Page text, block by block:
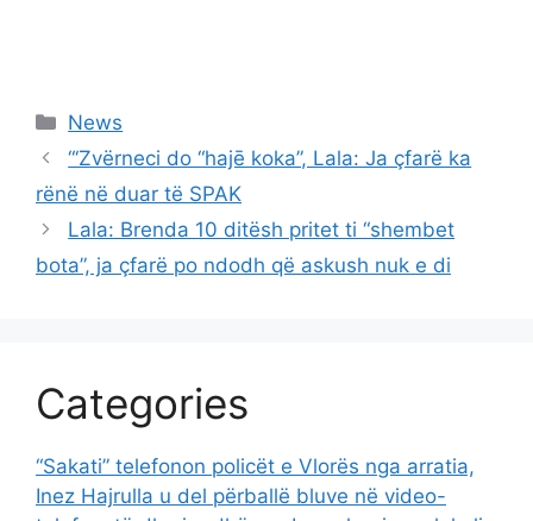
Categories
News
“‘Zvërneci do “hajē koka”, Lala: Ja çfarë ka
rënë në duar të SPAK
Lala: Brenda 10 ditësh pritet ti “shembet
bota”, ja çfarë po ndodh që askush nuk e di
Categories
“Sakati” telefonon policët e Vlorës nga arratia,
Inez Hajrulla u del përballë bluve në video-